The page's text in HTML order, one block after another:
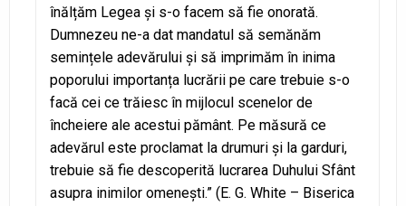
înălțăm Legea și s-o facem să fie onorată.
Dumnezeu ne-a dat mandatul să semănăm
semințele adevărului și să imprimăm în inima
poporului importanța lucrării pe care trebuie s-o
facă cei ce trăiesc în mijlocul scenelor de
încheiere ale acestui pământ. Pe măsură ce
adevărul este proclamat la drumuri și la garduri,
trebuie să fie descoperită lucrarea Duhului Sfânt
asupra inimilor omenești.” (E. G. White – Biserica